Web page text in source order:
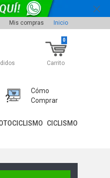
Mis compras Inicio
Carrito
0
Cómo
Comprar
CICLISMO